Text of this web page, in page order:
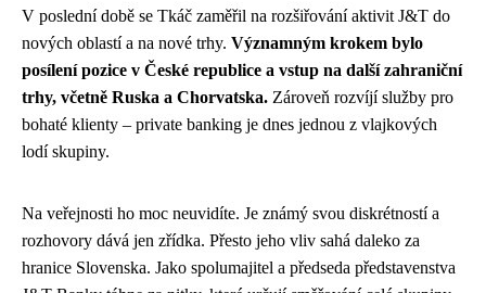
V poslední době se Tkáč zaměřil na rozšiřování aktivit J&T do
nových oblastí a na nové trhy. Významným krokem bylo
posílení pozice v České republice a vstup na další zahraniční
trhy, včetně Ruska a Chorvatska. Zároveň rozvíjí služby pro
bohaté klienty – private banking je dnes jednou z vlajkových
lodí skupiny.
Na veřejnosti ho moc neuvidíte. Je známý svou diskrétností a
rozhovory dává jen zřídka. Přesto jeho vliv sahá daleko za
hranice Slovenska. Jako spolumajitel a předseda představenstva